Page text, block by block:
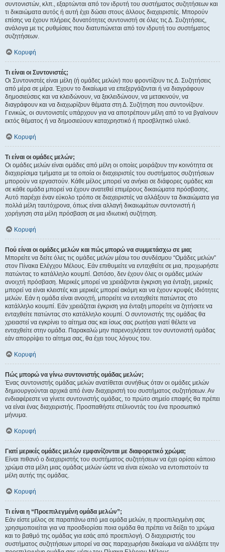
συντονιστών, κλπ., εξαρτώνται από τον ιδρυτή του συστήματος συζητήσεων και
τι δικαιώματα αυτός ή αυτή έχει δώσει στους άλλους διαχειριστές. Μπορούν
επίσης να έχουν πλήρεις δυνατότητες συντονιστή σε όλες τις Δ. Συζητήσεις,
ανάλογα με τις ρυθμίσεις που διατυπώνεται από τον ιδρυτή του συστήματος
συζητήσεων.
Κορυφή
Τι είναι οι Συντονιστές;
Οι Συντονιστές είναι μέλη (ή ομάδες μελών) που φροντίζουν τις Δ. Συζητήσεις
από μέρα σε μέρα. Έχουν το δικαίωμα να επεξεργάζονται ή να διαγράφουν
δημοσιεύσεις και να κλειδώνουν, να ξεκλειδώνουν, να μετακινούν, να
διαγράφουν και να διαχωρίζουν θέματα στη Δ. Συζήτηση που συντονίζουν.
Γενικώς, οι συντονιστές υπάρχουν για να αποτρέπουν μέλη από το να βγαίνουν
εκτός θέματος ή να δημοσιεύουν καταχρηστικό ή προσβλητικό υλικό.
Κορυφή
Τι είναι οι ομάδες μελών;
Οι ομάδες μελών είναι ομάδες από μέλη οι οποίες μοιράζουν την κοινότητα σε
διαχειρίσιμα τμήματα με τα οποία οι διαχειριστές του συστήματος συζητήσεων
μπορούν να εργαστούν. Κάθε μέλος μπορεί να ανήκει σε διάφορες ομάδες και
σε κάθε ομάδα μπορεί να έχουν ανατεθεί επιμέρους δικαιώματα πρόσβασης.
Αυτό παρέχει έναν εύκολο τρόπο σε διαχειριστές να αλλάξουν τα δικαιώματα για
πολλά μέλη ταυτόχρονα, όπως είναι αλλαγή δικαιωμάτων συντονιστή ή
χορήγηση στα μέλη πρόσβαση σε μια ιδιωτική συζήτηση.
Κορυφή
Πού είναι οι ομάδες μελών και πώς μπορώ να συμμετάσχω σε μια;
Μπορείτε να δείτε όλες τις ομάδες μελών μέσω του συνδέσμου “Ομάδες μελών”
στον Πίνακα Ελέγχου Μέλους. Εάν επιθυμείτε να ενταχθείτε σε μια, προχωρήστε
πατώντας το κατάλληλο κουμπί. Ωστόσο, δεν έχουν όλες οι ομάδες μελών
ανοιχτή πρόσβαση. Μερικές μπορεί να χρειάζονται έγκριση για ένταξη, μερικές
μπορεί να είναι κλειστές και μερικές μπορεί ακόμη και να έχουν κρυφές ιδιότητες
μελών. Εάν η ομάδα είναι ανοιχτή, μπορείτε να ενταχθείτε πατώντας στο
κατάλληλο κουμπί. Εάν χρειάζεται έγκριση για ένταξη μπορείτε να ζητήσετε να
ενταχθείτε πατώντας στο κατάλληλο κουμπί. Ο συντονιστής της ομάδας θα
χρειαστεί να εγκρίνει το αίτημα σας και ίσως σας ρωτήσει γιατί θέλετε να
ενταχθείτε στην ομάδα. Παρακαλώ μην παρενοχλήσετε τον συντονιστή ομάδας
εάν απορρίψει το αίτημα σας, θα έχει τους λόγους του.
Κορυφή
Πώς μπορώ να γίνω συντονιστής ομάδας μελών;
Ένας συντονιστής ομάδας μελών ανατίθεται συνήθως όταν οι ομάδες μελών
δημιουργούνται αρχικά από έναν διαχειριστή του συστήματος συζητήσεων. Αν
ενδιαφέρεστε να γίνετε συντονιστής ομάδας, το πρώτο σημείο επαφής θα πρέπει
να είναι ένας διαχειριστής. Προσπαθήστε στέλνοντάς του ένα προσωπικό
μήνυμα.
Κορυφή
Γιατί μερικές ομάδες μελών εμφανίζονται με διαφορετικό χρώμα;
Είναι πιθανό ο διαχειριστής του συστήματος συζητήσεων να έχει ορίσει κάποιο
χρώμα στα μέλη μιας ομάδας μελών ώστε να είναι εύκολο να εντοπιστούν τα
μέλη αυτής της ομάδας.
Κορυφή
Τι είναι η “Προεπιλεγμένη ομάδα μελών”;
Εάν είστε μέλος σε παραπάνω από μια ομάδα μελών, η προεπιλεγμένη σας
χρησιμοποιείται για να προσδιορίσει ποια ομάδα θα πρέπει να δείξει το χρώμα
και το βαθμό της ομάδας για εσάς από προεπιλογή. Ο διαχειριστής του
συστήματος συζητήσεων μπορεί να σας παραχωρήσει δικαίωμα να αλλάξετε την